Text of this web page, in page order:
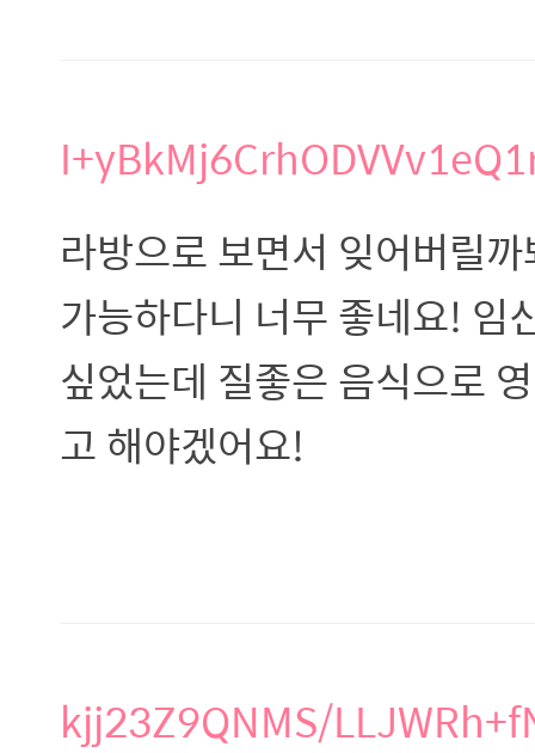
라방으로 보면서 잊어버릴
가능하다니 너무 좋네요! 임
싶었는데 질좋은 음식으로
고 해야겠어요!
kjj23Z9QNMS/